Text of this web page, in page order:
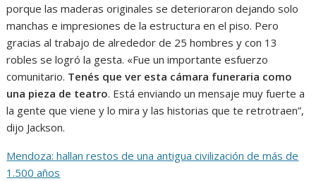
porque las maderas originales se deterioraron dejando solo
manchas e impresiones de la estructura en el piso. Pero
gracias al trabajo de alrededor de 25 hombres y con 13
robles se logró la gesta. «Fue un importante esfuerzo
comunitario. Tenés que ver esta cámara funeraria como
una pieza de teatro. Está enviando un mensaje muy fuerte a
la gente que viene y lo mira y las historias que te retrotraen”,
dijo Jackson.
Mendoza: hallan restos de una antigua civilización de más de
1.500 años